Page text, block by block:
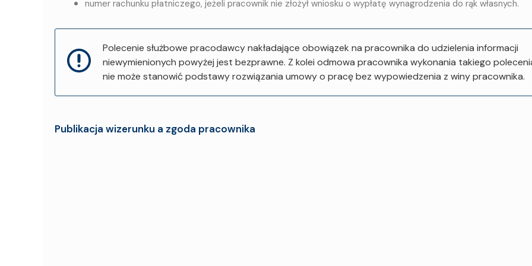
numer rachunku płatniczego, jeżeli pracownik nie złożył wniosku o wypłatę wynagrodzenia do rąk własnych.
Polecenie służbowe pracodawcy nakładające obowiązek na pracownika do udzielenia informacji
niewymienionych powyżej jest bezprawne. Z kolei odmowa pracownika wykonania takiego
nie może stanowić podstawy rozwiązania umowy o pracę bez wypowiedzenia z winy pracownika.
Publikacja wizerunku a zgoda pracownika